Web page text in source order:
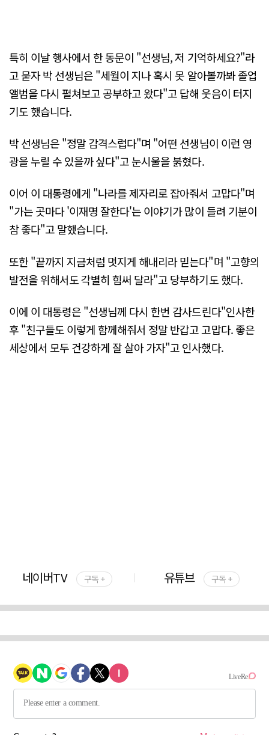
특히 이날 행사에서 한 동문이 "선생님, 저 기억하세요?"라
고 묻자 박 선생님은 "세월이 지나 혹시 못 알아볼까봐 졸업
앨범을 다시 펼쳐보고 공부하고 왔다"고 답해 웃음이 터지
기도 했습니다.
박 선생님은 "정말 감격스럽다"며 "어떤 선생님이 이런 영
광을 누릴 수 있을까 싶다"고 눈시울을 붉혔다.
이어 이 대통령에게 "나라를 제자리로 잡아줘서 고맙다"며
"가는 곳마다 '이재명 잘한다'는 이야기가 많이 들려 기분이
참 좋다"고 말했습니다.
또한 "끝까지 지금처럼 멋지게 해내리라 믿는다"며 "고향의
발전을 위해서도 각별히 힘써 달라"고 당부하기도 했다.
이에 이 대통령은 "선생님께 다시 한번 감사드린다"인사한
후 "친구들도 이렇게 함께해줘서 정말 반갑고 고맙다. 좋은
세상에서 모두 건강하게 잘 살아 가자"고 인사했다.
네이버TV 구독 + 유튜브 구독 +